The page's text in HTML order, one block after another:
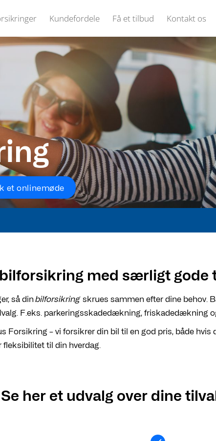
Kundefordele Få et tilbud Kontakt os
et onlinemøde
med særligt
så dinbilforsikring skrues sammen efter dine behov.
F.eks. parkeringsskadedækning, friskadedækning
Forsikring – vi forsikrer din bil til en god pris, både
fleksibilitet til din hverdag.
Se her et udvalg over dine